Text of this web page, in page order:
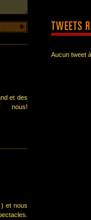
et des
nous!
et nous
Aucun tweet